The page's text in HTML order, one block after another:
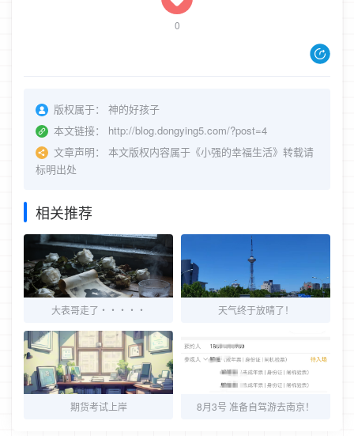
0
版权属于：
神的好孩子
本文链接：
http://blog.dongying5.com/?post=4
文章声明：
本文版权内容属于《小强的幸福生活》转载请
标明出处
相关推荐
大表哥走了・・・・・ 天气终于放晴了！
期货考试上岸 8月3号 准备自驾游去南京！